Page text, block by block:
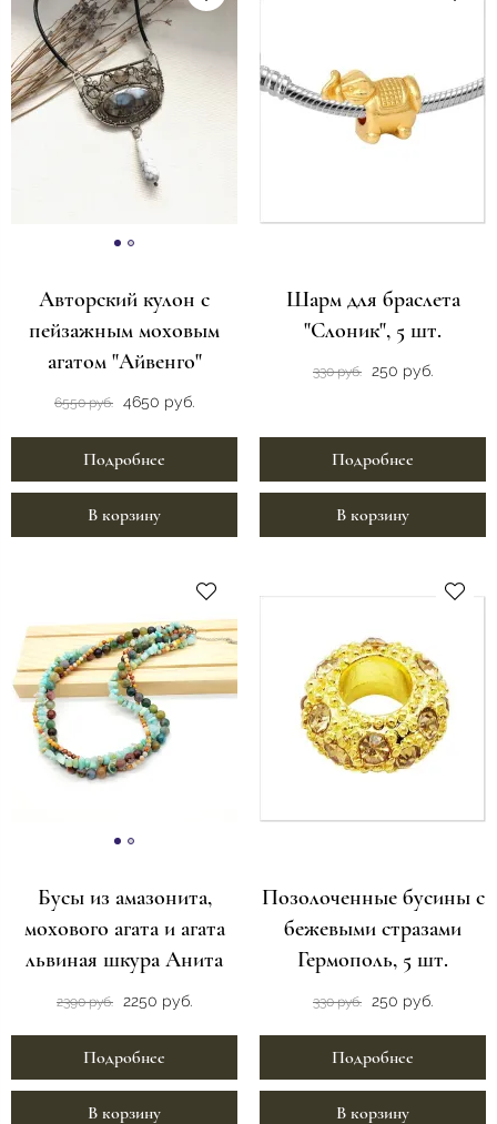
Авторский кулон с
пейзажным моховым
агатом "Айвенго"
6550 руб. 4650 руб.
Подробнее
В корзину
Шарм для браслета
"Слоник", 5 шт.
330 руб. 250 руб.
Подробнее
В корзину
Бусы из амазонита,
мохового агата и агата
львиная шкура Анита
2390 руб. 2250 руб.
Подробнее
В корзину
Позолоченные бусины с
бежевыми стразами
Гермополь, 5 шт.
330 руб. 250 руб.
Подробнее
В корзину